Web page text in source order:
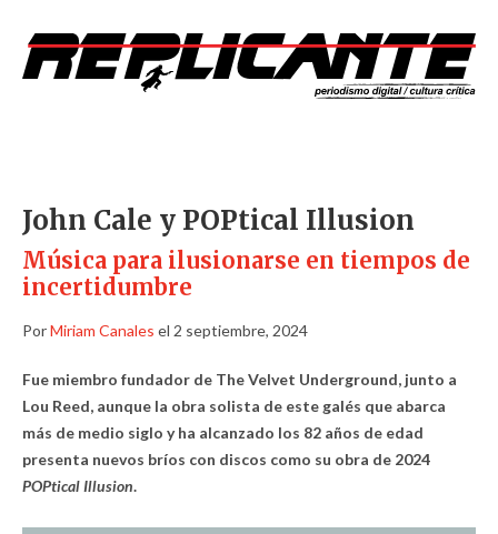
John Cale y POPtical Illusion
Música para ilusionarse en tiempos de
incertidumbre
PorMiriam Canales el 2 septiembre, 2024
Fue miembro fundador de The Velvet Underground, junto a
Lou Reed, aunque la obra solista de este galés que abarca
más de medio siglo y ha alcanzado los 82 años de edad
presenta nuevos bríos con discos como su obra de 2024
POPtical Illusion.